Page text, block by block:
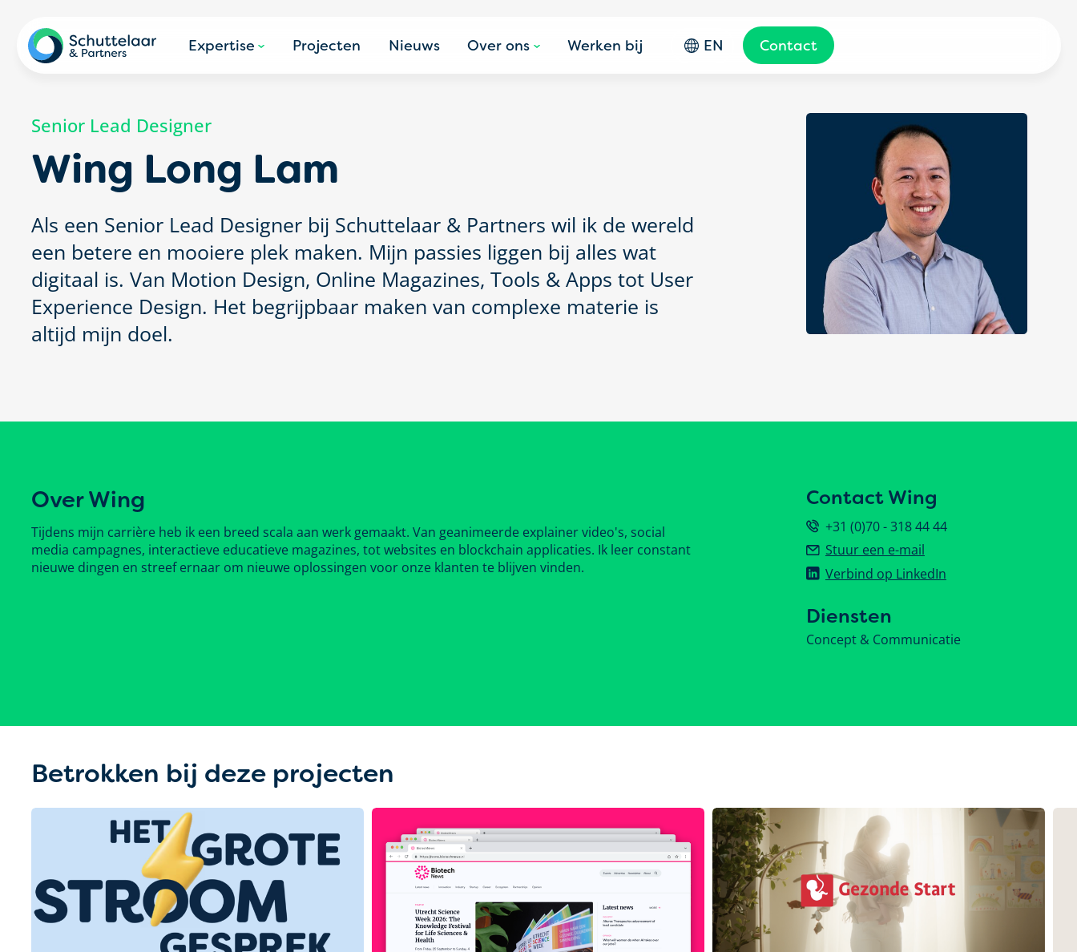
Expertise Projecten Nieuws Over ons Werken bij EN Contact
Senior Lead Designer
Wing Long Lam
Als een Senior Lead Designer bij Schuttelaar & Partners wil ik de wereld
een betere en mooiere plek maken. Mijn passies liggen bij alles wat
digitaal is. Van Motion Design, Online Magazines, Tools & Apps tot User
Experience Design. Het begrijpbaar maken van complexe materie is
altijd mijn doel.
Over Wing
Tijdens mijn carrière heb ik een breed scala aan werk gemaakt. Van geanimeerde explainer video's, social
media campagnes, interactieve educatieve magazines, tot websites en blockchain applicaties. Ik leer constant
nieuwe dingen en streef ernaar om nieuwe oplossingen voor onze klanten te blijven vinden.
Contact Wing
+31 (0)70 - 318 44 44
Stuur een e-mail
Verbind op LinkedIn
Diensten
Concept & Communicatie
Betrokken bij deze projecten